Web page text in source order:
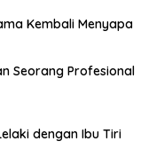
Kembali Menyapa
Seorang Profesional
dengan Ibu Tiri